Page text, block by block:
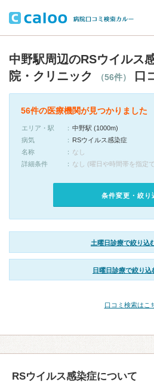
中野駅周辺のRSウイルス
院・クリニック
（56件） 口
56件の医療機関が見つかりました
エリア・駅
中野駅 (1000m)
病気
RSウイルス感染症
名称
なし
詳細条件
なし (曜日や時間帯を指定
条件変更・絞り
土曜日診療で絞り込
日曜日診療で絞り込
口コミ検索はこ
RSウイルス感染症について